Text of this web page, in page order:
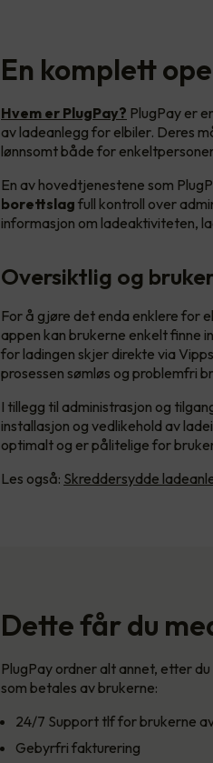
En komplett
Hvem er PlugPay? PlugPay er
av ladeanlegg for elbiler. Deres
lønnsomt både for
En av hovedtjenestene som
borettslag full kontroll over
informasjon om ladeaktiviteten,
Oversiktlig og
For å gjøre det enda enklere for
appen kan brukerne enkelt finne
for ladingen skjer direkte via
prosessen sømløs og problemfri
I tillegg til administrasjon og
installasjon og vedlikehold av
optimalt og er pålitelige for
Les også: Skreddersydde
Dette får du
PlugPay ordner alt annet, etter
som betales av brukerne:
24/7 Support tlf for brukerne
Gebyrfri fakturering